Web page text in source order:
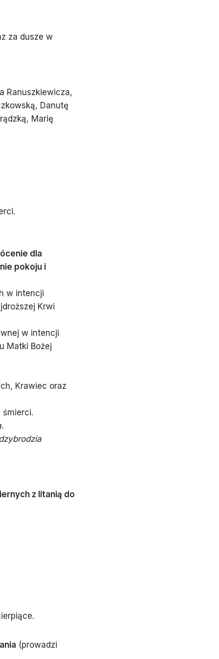
za dusze w
Ranuszkiewicza,
Danutę
Marię
dla
pokoju i
w intencji
Krwi
w intencji
Matki Bożej
Krawiec oraz
śmierci.
z litanią do
(prowadzi